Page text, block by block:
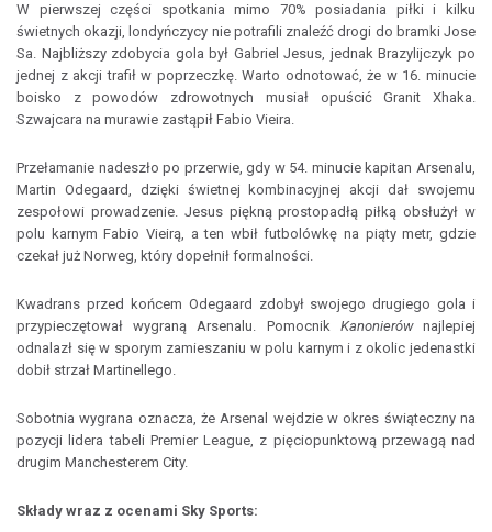
W pierwszej części spotkania mimo 70% posiadania piłki i kilku
świetnych okazji, londyńczycy nie potrafili znaleźć drogi do bramki Jose
Sa. Najbliższy zdobycia gola był Gabriel Jesus, jednak Brazylijczyk po
jednej z akcji trafił w poprzeczkę. Warto odnotować, że w 16. minucie
boisko z powodów zdrowotnych musiał opuścić Granit Xhaka.
Szwajcara na murawie zastąpił Fabio Vieira.
Przełamanie nadeszło po przerwie, gdy w 54. minucie kapitan Arsenalu,
Martin Odegaard, dzięki świetnej kombinacyjnej akcji dał swojemu
zespołowi prowadzenie. Jesus piękną prostopadłą piłką obsłużył w
polu karnym Fabio Vieirą, a ten wbił futbolówkę na piąty metr, gdzie
czekał już Norweg, który dopełnił formalności.
Kwadrans przed końcem Odegaard zdobył swojego drugiego gola i
przypieczętował wygraną Arsenalu. Pomocnik Kanonierównajlepiej
odnalazł się w sporym zamieszaniu w polu karnym i z okolic jedenastki
dobił strzał Martinellego.
Sobotnia wygrana oznacza, że Arsenal wejdzie w okres świąteczny na
pozycji lidera tabeli Premier League, z pięciopunktową przewagą nad
drugim Manchesterem City.
Składy wraz z ocenami Sky Sports: